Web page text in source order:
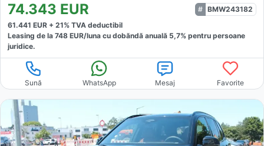
74.343 EUR
BMW243182
61.441 EUR + 21% TVA deductibil
Leasing de la 748 EUR/luna cu dobăndă anuală 5,7% pentru persoane
juridice.
Sună WhatsApp Mesaj Favorite